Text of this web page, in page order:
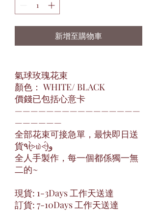
新增至購物車
氣球玫瑰花束
顏色： WHITE/ BLACK
價錢已包括心意卡
————————————————
——————
全部花束可接急單，最快即日送
貨٩(˃̶͈̀௰˂̶͈́)و
全人手製作，每一個都係獨一無
二的~
現貨: 1-3Days 工作天送達
訂貨: 7-10Days 工作天送達